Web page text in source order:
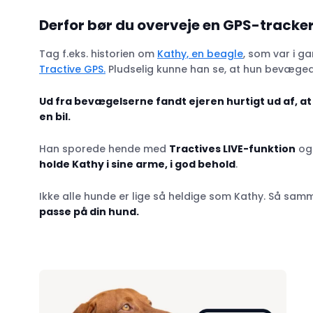
Derfor bør du overveje en GPS-
Tag f.eks. historien om Kathy, en beagle, som var i
Tractive GPS. Pludselig kunne han se, at hun
Ud fra bevægelserne fandt ejeren hurtigt ud af,
en bil.
Han sporede hende med Tractives LIVE-funktion
holde Kathy i sine arme, i god behold.
Ikke alle hunde er lige så heldige som Kathy. Så
passe på din hund.